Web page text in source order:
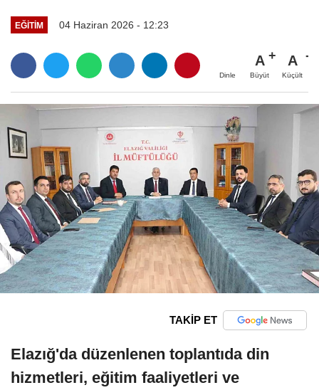
EĞITIM 04 Haziran 2026 - 12:23
Dinle
A
Büyüt
A
Küçült
TAKİP ET
Elazığ'da düzenlenen toplantıda din
hizmetleri, eğitim faaliyetleri ve